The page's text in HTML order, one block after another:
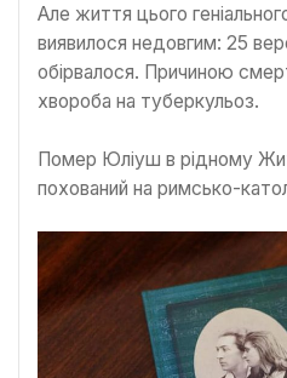
Але життя цього
виявилося недовгим: 25
обірвалося. Причиною
хвороба на туберкульоз.
Помер Юліуш в рідному
похований на римсько-